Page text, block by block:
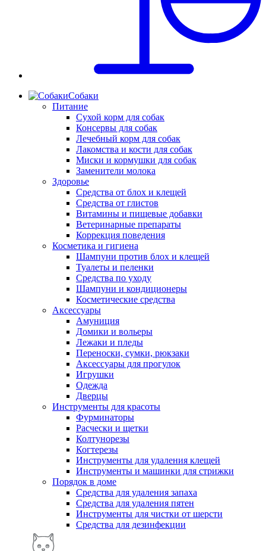
Собаки
Питание
Сухой корм для собак
Консервы для собак
Лечебный корм для собак
Лакомства и кости для собак
Миски и кормушки для собак
Заменители молока
Здоровье
Средства от блох и клещей
Средства от глистов
Витамины и пищевые добавки
Ветеринарные препараты
Коррекция поведения
Косметика и гигиена
Шампуни против блох и клещей
Туалеты и пеленки
Средства по уходу
Шампуни и кондиционеры
Косметические средства
Аксессуары
Амуниция
Домики и вольеры
Лежаки и пледы
Переноски, сумки, рюкзаки
Аксессуары для прогулок
Игрушки
Одежда
Дверцы
Инструменты для красоты
Фурминаторы
Расчески и щетки
Колтунорезы
Когтерезы
Инструменты для удаления клещей
Инструменты и машинки для стрижки
Порядок в доме
Средства для удаления запаха
Средства для удаления пятен
Инструменты для чистки от шерсти
Средства для дезинфекции